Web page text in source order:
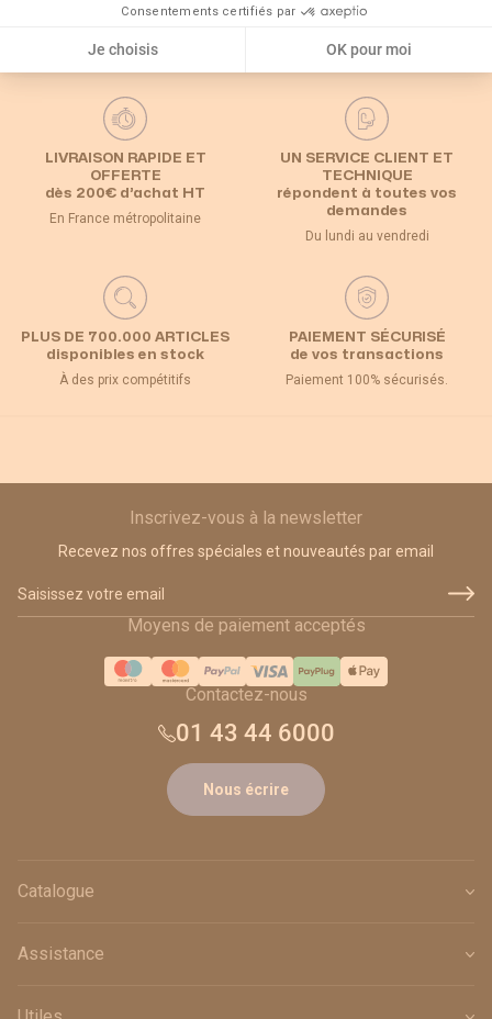
Consentements certifiés par
Je choisis OK pour moi
LIVRAISON RAPIDE ET
OFFERTE
dès 200€ d’achat HT
En France métropolitaine
UN SERVICE CLIENT ET
TECHNIQUE
répondent à toutes vos
demandes
Du lundi au vendredi
PLUS DE 700.000 ARTICLES
disponibles en stock
À des prix compétitifs
PAIEMENT SÉCURISÉ
de vos transactions
Paiement 100% sécurisés.
Inscrivez-vous à la newsletter
Recevez nos offres spéciales et nouveautés par email
Moyens de paiement acceptés
Contactez-nous
01 43 44 6000
Nous écrire
Catalogue
Assistance